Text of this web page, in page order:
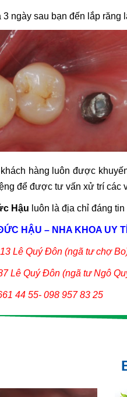
ngày sau bạn đến lắp răng
hàng luôn được
để được tư vấn xử trí các
Hậu luôn là địa chỉ đáng
HẬU – NHA KHOA UY
Lê Quý Đôn (ngã tư chợ Bo
Lê Quý Đôn (ngã tư Ngô
44 55- 098 957 83 25